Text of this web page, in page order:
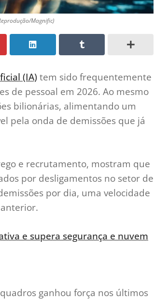
Magnific)
(IA) tem sido frequentemente
de pessoal em 2026. Ao mesmo
bilionárias, alimentando um
pela onda de demissões que já
e recrutamento, mostram que
por desligamentos no setor de
por dia, uma velocidade
e supera segurança e nuvem
ganhou força nos últimos